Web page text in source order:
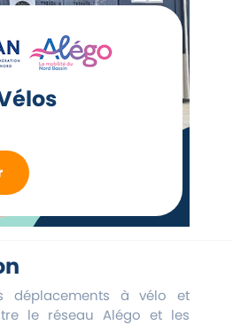
déplacements à vélo et
le réseau Alégo et les